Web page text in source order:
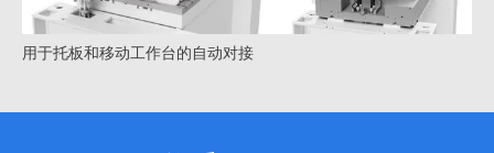
用于托板和移动工作台的自动对接